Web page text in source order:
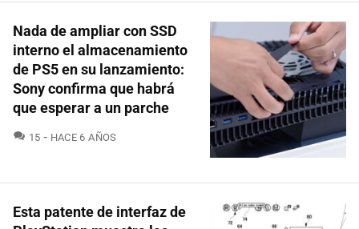
Nada de ampliar con SSD
interno el almacenamiento
de PS5 en su lanzamiento:
Sony confirma que habrá
que esperar a un parche
15 COMENTARIOS
HACE 6 AÑOS
Esta patente de interfaz de